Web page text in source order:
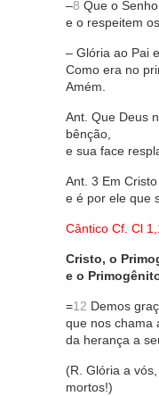
–8 Que o
e o respeitem
– Glória ao Pai
Como era no
Amém.
Ant. Que Deus
bênção,
e sua face
Ant. 3 Em
e é por ele que
Cântico Cf. Cl
Cristo, o
e o
=12 Demos
que nos chama
da herança a
(R. Glória a
mortos!)